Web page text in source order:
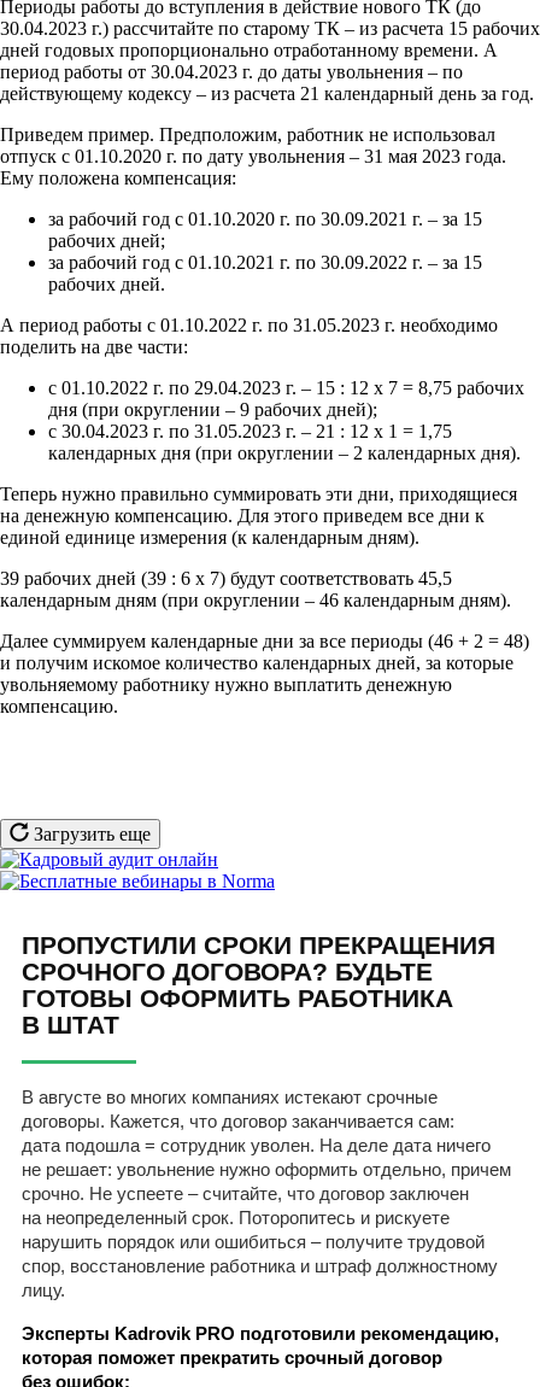
Периоды работы до вступления в действие нового ТК (до
30.04.2023 г.) рассчитайте по старому ТК – из расчета 15 рабочих
дней годовых пропорционально отработанному времени. А
период работы от 30.04.2023 г. до даты увольнения – по
действующему кодексу – из расчета 21 календарный день за год.
Приведем пример. Предположим, работник не использовал
отпуск с 01.10.2020 г. по дату увольнения – 31 мая 2023 года.
Ему положена компенсация:
за рабочий год с 01.10.2020 г. по 30.09.2021 г. – за 15
рабочих дней;
за рабочий год с 01.10.2021 г. по 30.09.2022 г. – за 15
рабочих дней.
А период работы с 01.10.2022 г. по 31.05.2023 г. необходимо
поделить на две части:
с 01.10.2022 г. по 29.04.2023 г. – 15 : 12 х 7 = 8,75 рабочих
дня (при округлении – 9 рабочих дней);
с 30.04.2023 г. по 31.05.2023 г. – 21 : 12 х 1 = 1,75
календарных дня (при округлении – 2 календарных дня).
Теперь нужно правильно суммировать эти дни, приходящиеся
на денежную компенсацию. Для этого приведем все дни к
единой единице измерения (к календарным дням).
39 рабочих дней (39 : 6 х 7) будут соответствовать 45,5
календарным дням (при округлении – 46 календарным дням).
Далее суммируем календарные дни за все периоды (46 + 2 = 48)
и получим искомое количество календарных дней, за которые
увольняемому работнику нужно выплатить денежную
компенсацию.
Загрузить еще
ПРОПУСТИЛИ СРОКИ ПРЕКРАЩЕНИЯ
СРОЧНОГО ДОГОВОРА? БУДЬТЕ
ГОТОВЫ ОФОРМИТЬ РАБОТНИКА
В ШТАТ
В августе во многих компаниях истекают срочные
договоры. Кажется, что договор заканчивается сам:
дата подошла = сотрудник уволен. На деле дата ничего
не решает: увольнение нужно оформить отдельно, причем
срочно. Не успеете – считайте, что договор заключен
на неопределенный срок. Поторопитесь и рискуете
нарушить порядок или ошибиться – получите трудовой
спор, восстановление работника и штраф должностному
лицу.
Эксперты Kadrovik PRO подготовили рекомендацию,
которая поможет прекратить срочный договор
без ошибок: